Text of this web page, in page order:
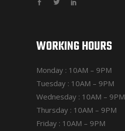
WORKING HOURS
Monday : 10AM – 9PM
Tuesday : 10AM – 9PM
Wednesday : 10AM – 9PM
Thursday : 10AM – 9PM
Friday : 10AM – 9PM